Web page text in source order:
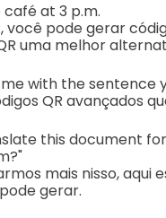
at 3 p.m.
você pode gerar
uma melhor
with the sentence
QR avançados
this document
mais nisso, aqui
gerar.